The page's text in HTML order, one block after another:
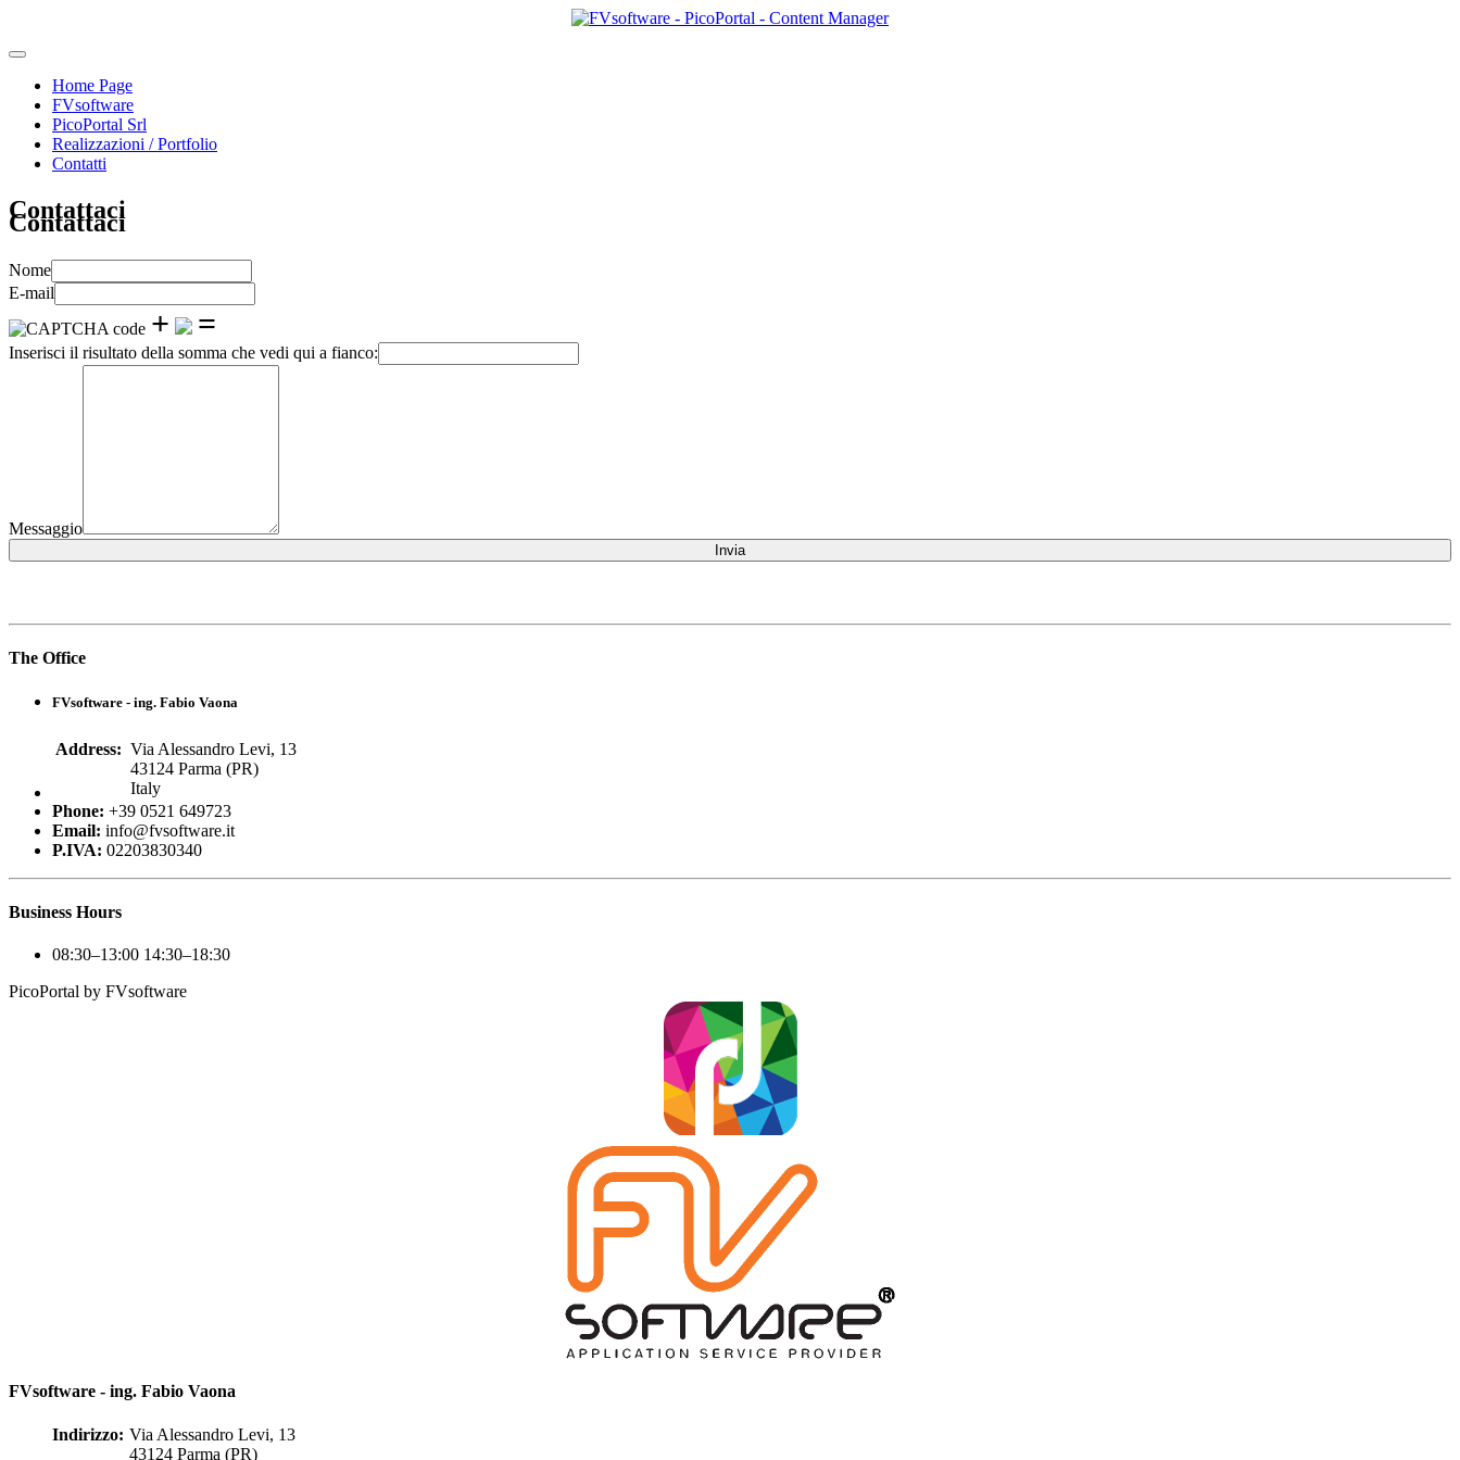
Home Page
FVsoftware
PicoPortal Srl
Realizzazioni / Portfolio
Contatti
Contattaci
Contattaci
Nome
E-mail
+ =
Inserisci il risultato della somma che vedi qui a fianco:
Messaggio
Invia
The Office
FVsoftware - ing. Fabio Vaona
Address: Via Alessandro Levi, 13
43124 Parma (PR)
Italy
Phone: +39 0521 649723
Email: info@fvsoftware.it
P.IVA: 02203830340
Business Hours
08:30–13:00 14:30–18:30
PicoPortal by FVsoftware
FVsoftware - ing. Fabio Vaona
Indirizzo: Via Alessandro Levi, 13
43124 Parma (PR)